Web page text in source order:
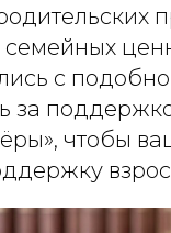
с
за
чтобы